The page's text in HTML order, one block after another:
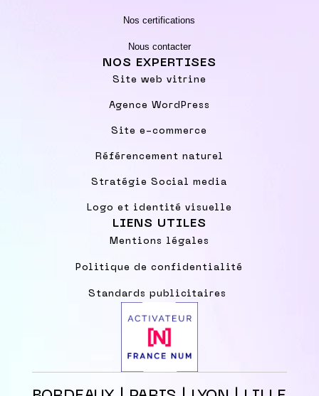
Nos certifications
Nous contacter
NOS EXPERTISES
Site web vitrine
Agence WordPress
Site e-commerce
Référencement naturel
Stratégie Social media
Logo et identité visuelle
LIENS UTILES
Mentions légales
Politique de confidentialité
Standards publicitaires